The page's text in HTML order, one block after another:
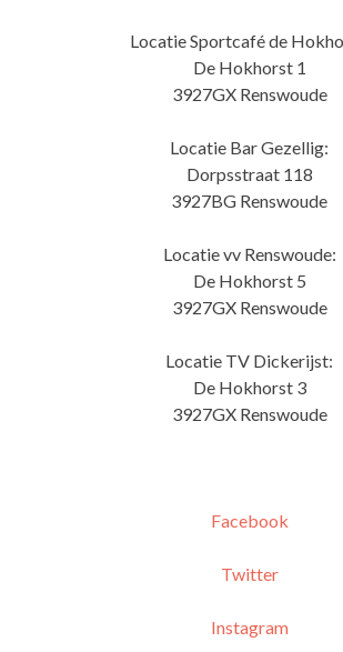
Locatie Sportcafé de
De Hokhorst 1
3927GX Renswoude
Locatie Bar Gezellig:
Dorpsstraat 118
3927BG Renswoude
Locatie vv Renswoude:
De Hokhorst 5
3927GX Renswoude
Locatie TV Dickerijst:
De Hokhorst 3
3927GX Renswoude
Facebook
Twitter
Instagram